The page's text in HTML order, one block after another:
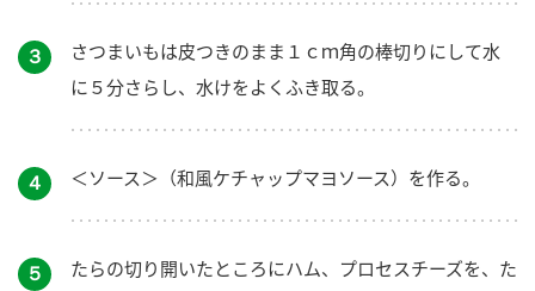
３
さつまいもは皮つきのまま１ｃｍ角の棒切りにして水
に５分さらし、水けをよくふき取る。
４ ＜ソース＞（和風ケチャップマヨソース）を作る。
５
たらの切り開いたところにハム、プロセスチーズを、た